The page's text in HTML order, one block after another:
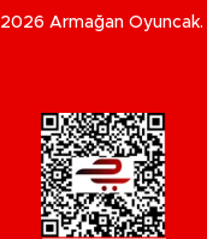
Armağan Oyuncak.